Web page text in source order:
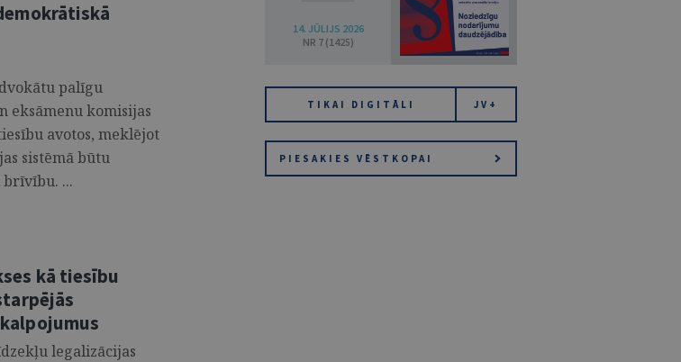
palīgu
eksāmenu komisijas
avotos, meklējot
sistēmā būtu
...
kā tiesību
legalizācijas
14. JŪLIJS 2026
NR 7 (1425)
TIKAI DIGITĀLI JV+
PIESAKIES VĒSTKOPAI